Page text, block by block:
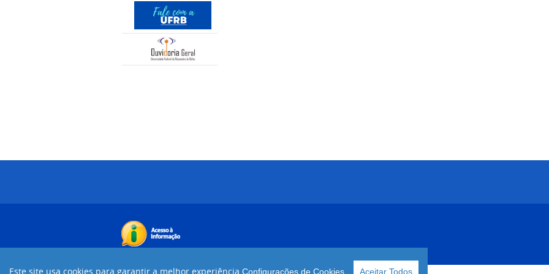
Este site usa cookies para garantir a melhor experiência. Configurações de Cookies Aceitar Todos